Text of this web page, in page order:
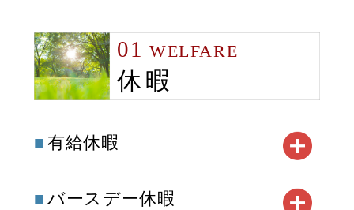
01 WELFARE
休暇
有給休暇
バースデー休暇